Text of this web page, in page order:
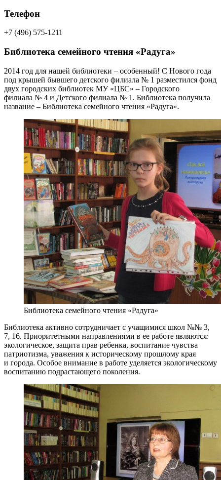
Телефон
+7 (496) 575-1211
Библиотека семейного чтения «Радуга»
2014 год для нашей библиотеки – особенный! С Нового года
под крышей бывшего детского филиала № 1 разместился фонд
двух городских библиотек МУ «ЦБС» – Городского
филиала № 4 и Детского филиала № 1. Библиотека получила
название – Библиотека семейного чтения «Радуга».
Библиотека семейного чтения «Радуга»
Библиотека активно сотрудничает с учащимися школ №№ 3,
7, 16. Приоритетными направлениями в ее работе являются:
экологическое, защита прав ребенка, воспитание чувства
патриотизма, уважения к историческому прошлому края
и города. Особое внимание в работе уделяется экологическому
воспитанию подрастающего поколения.